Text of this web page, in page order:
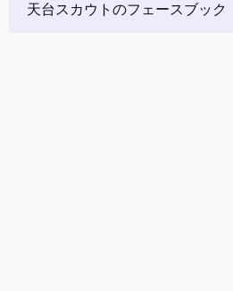
天台スカウトのフェースブック